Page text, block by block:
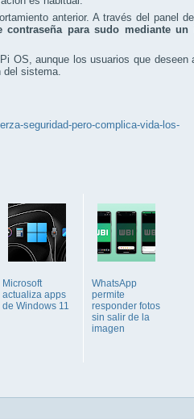
anterior. A través del panel
para sudo mediante un
OS, aunque los usuarios que deseen
sistema.
seguridad-pero-complica-vida-los-
Microsoft
actualiza apps
de Windows 11
WhatsApp
permite
responder fotos
sin salir de la
imagen